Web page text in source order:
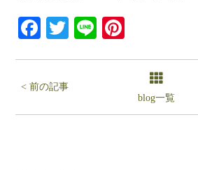
Facebook
Twitter
Line
< 前の記事
blog一覧